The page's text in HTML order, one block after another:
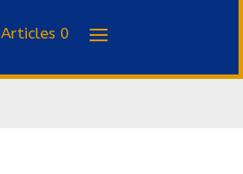
Articles 0